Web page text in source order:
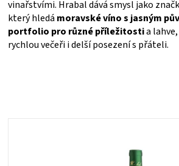
vinařstvími. Hrabal dává smysl jako
který hledá moravské víno s jasným
portfolio pro různé příležitostia
rychlou večeři i delší posezení s přáteli.